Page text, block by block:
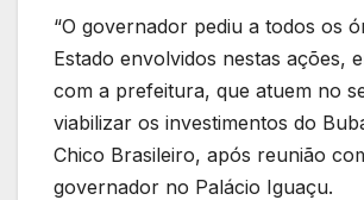
“O governador pediu a todos os
Estado envolvidos nestas ações,
com a prefeitura, que atuem no
viabilizar os investimentos do
Chico Brasileiro, após reunião
governador no Palácio Iguaçu.